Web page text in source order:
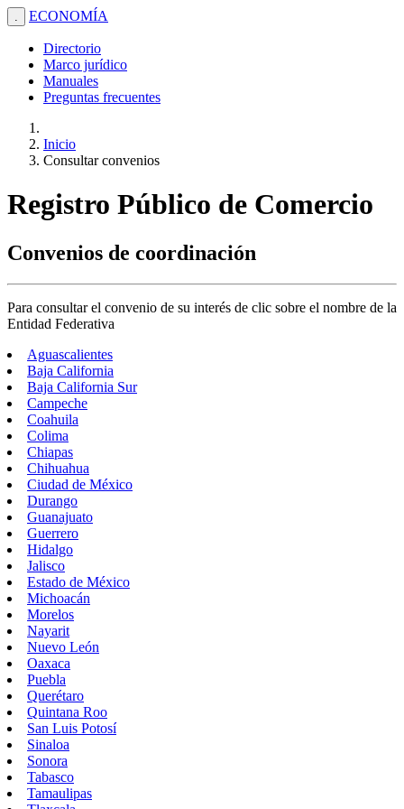
. ECONOMÍA
Directorio
Marco jurídico
Manuales
Preguntas frecuentes
Inicio
Consultar convenios
Registro Público de Comercio
Convenios de coordinación
Para consultar el convenio de su interés de clic sobre el nombre de la
Entidad Federativa
Aguascalientes
Baja California
Baja California Sur
Campeche
Coahuila
Colima
Chiapas
Chihuahua
Ciudad de México
Durango
Guanajuato
Guerrero
Hidalgo
Jalisco
Estado de México
Michoacán
Morelos
Nayarit
Nuevo León
Oaxaca
Puebla
Querétaro
Quintana Roo
San Luis Potosí
Sinaloa
Sonora
Tabasco
Tamaulipas